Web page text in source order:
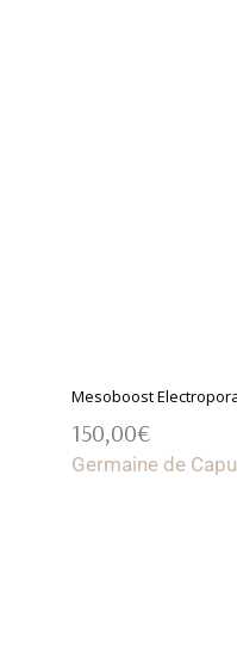
Mesoboost
150,00€
AÑADIR AL CARRITO
Germaine de